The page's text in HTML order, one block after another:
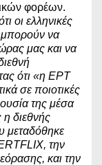
φορέων.
οι ελληνικές
μπορούν να
μας και να
ότι «η ΕΡΤ
σε ποιοτικές
της μέσα
διεθνής
μεταδόθηκε
την
και την